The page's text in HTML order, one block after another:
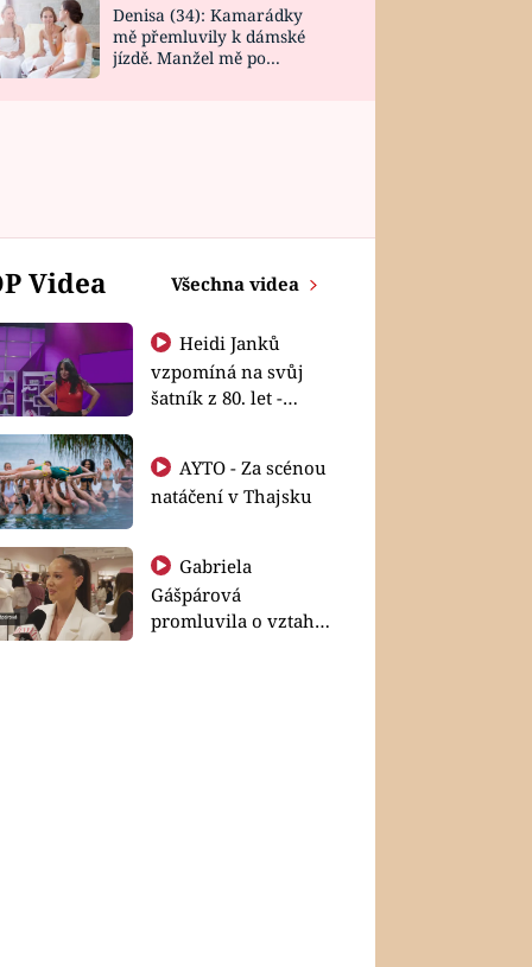
Denisa (34): Kamarádky
mě přemluvily k dámské
jízdě. Manžel mě po
Videa Všechna videa
Heidi Janků
vzpomíná na svůj
šatník z 80. let -
natáčení v Thajsku
Gabriela
Gášpárová
promluvila o vztahu